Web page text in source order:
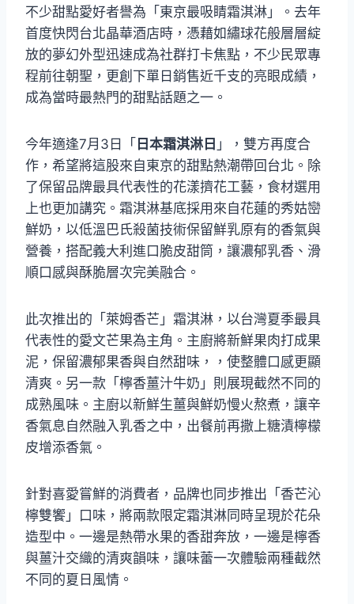
不少甜點愛好者譽為「東京最吸睛霜淇淋」。去年
首度快閃台北晶華酒店時，憑藉如繡球花般層層綻
放的夢幻外型迅速成為社群打卡焦點，不少民眾專
程前往朝聖，更創下單日銷售近千支的亮眼成績，
成為當時最熱門的甜點話題之一。
今年適逢7月3日「 日本霜淇淋日 」，雙方再度合
作，希望將這股來自東京的甜點熱潮帶回台北。除
了保留品牌最具代表性的花漾擠花工藝，食材選用
上也更加講究。霜淇淋基底採用來自花蓮的秀姑巒
鮮奶，以低溫巴氏殺菌技術保留鮮乳原有的香氣與
營養，搭配義大利進口脆皮甜筒，讓濃郁乳香、滑
順口感與酥脆層次完美融合。
此次推出的「萊姆香芒」霜淇淋，以台灣夏季最具
代表性的愛文芒果為主角。主廚將新鮮果肉打成果
泥，保留濃郁果香與自然甜味，，使整體口感更顯
清爽。另一款「檸香薑汁牛奶」則展現截然不同的
成熟風味。主廚以新鮮生薑與鮮奶慢火熬煮，讓辛
香氣息自然融入乳香之中，出餐前再撒上糖漬檸檬
皮增添香氣。
針對喜愛嘗鮮的消費者，品牌也同步推出「香芒沁
檸雙饗」口味，將兩款限定霜淇淋同時呈現於花朵
造型中。一邊是熱帶水果的香甜奔放，一邊是檸香
與薑汁交織的清爽韻味，讓味蕾一次體驗兩種截然
不同的夏日風情。